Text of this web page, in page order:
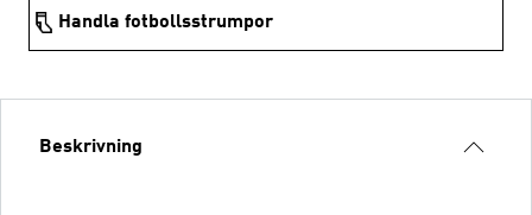
Handla fotbollsstrumpor
Beskrivning